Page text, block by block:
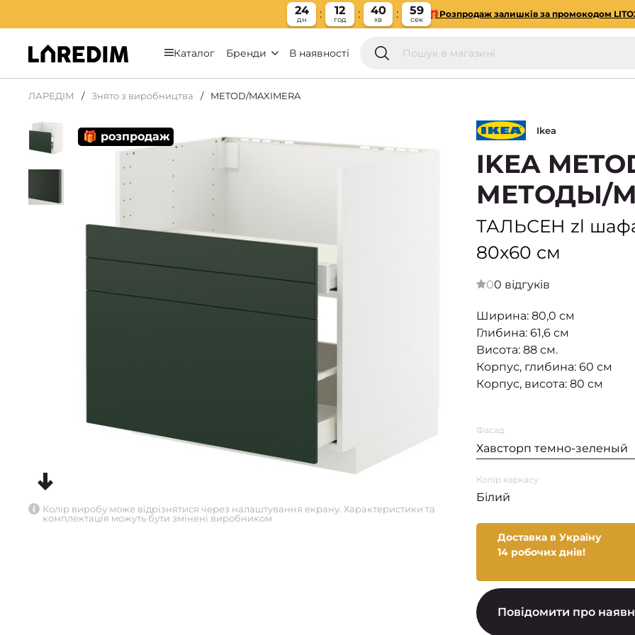
24
дн
12
год
40
хв
58
сек
🎁Розпродаж залишків за промокодом
Каталог Бренди В наявності
ЛАРЕДІМ Знято з виробництва METOD/MAXIMERA
🎁 розпродаж
Колір виробу може відрізнятися через налаштування екрану. Характеристики та
комплектація можуть бути змінені виробником
Ikea
IKEA
МЕТОДЫ/
ТАЛЬСЕН zl
80x60 см
00 відгуків
Ширина: 80,0 см
Глибина: 61,6 см
Висота: 88 см.
Корпус, глибина: 60 см
Корпус, висота: 80 см
Фасад
Хавсторп темно-зеленый
Колір каркасу
Білий
Доставка в Україну
14 робочих днів!
Повідомити про